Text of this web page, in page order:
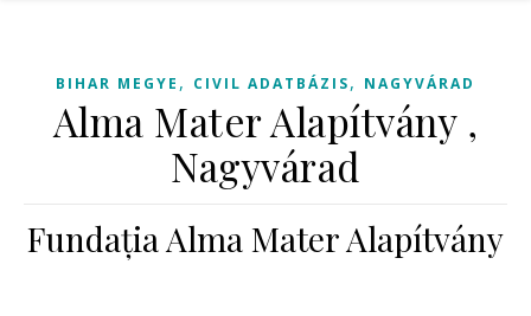
BIHAR MEGYE , CIVIL ADATBÁZIS, NAGYVÁRAD
Alma Mater Alapítvány ,
Nagyvárad
Fundația Alma Mater Alapítvány